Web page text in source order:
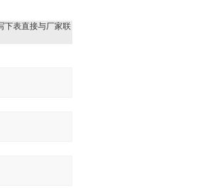
下表直接与厂家联